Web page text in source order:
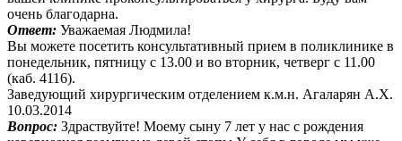
очень благодарна.
Ответ: Уважаемая Людмила!
Вы можете посетить консультативный прием в поликлинике в
понедельник, пятницу с 13.00 и во вторник, четверг с 11.00
(каб. 4116).
Заведующий хирургическим отделением к.м.н. Агаларян А.Х.
10.03.2014
Вопрос: Здраствуйте! Моему сыну 7 лет у нас с рождения